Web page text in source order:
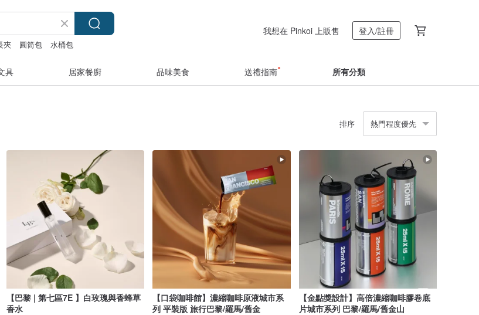
夾 圓筒包 水桶包
我想在 Pinkoi 上販售 登入/註冊
具 居家餐廚 品味美食 送禮指南 所有分類
排序 熱門程度優先
【巴黎 | 第七區7E 】白玫瑰與香蜂草
香水
【口袋咖啡館】濃縮咖啡原液城市系
列 平裝版 旅行巴黎/羅馬/舊金
【金點獎設計】高倍濃縮咖啡膠卷底
片城市系列 巴黎/羅馬/舊金山